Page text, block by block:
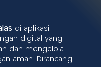
di aplikasi
digital yang
dan mengelola
aman. Dirancang